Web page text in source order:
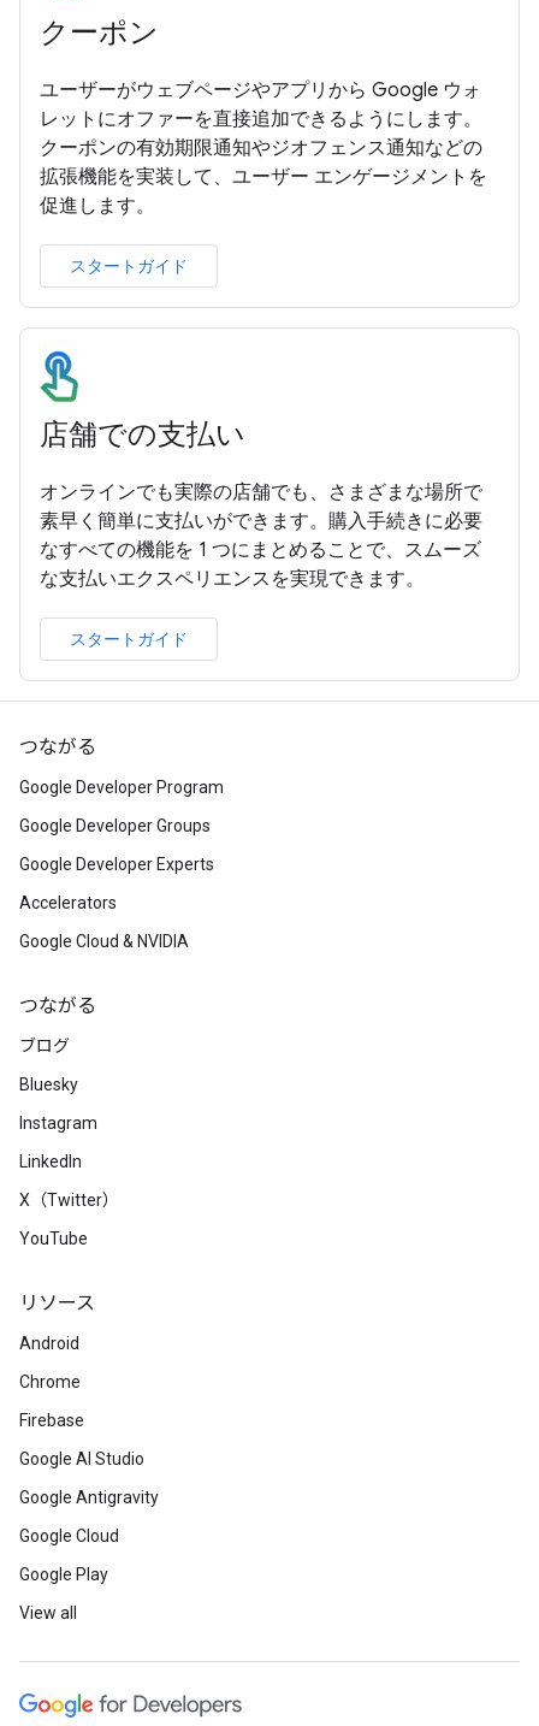
クーポン
ユーザーがウェブページやアプリから Google ウォ
レットにオファーを直接追加できるようにします。
クーポンの有効期限通知やジオフェンス通知などの
拡張機能を実装して、ユーザー エンゲージメントを
促進します。
スタートガイド
店舗での支払い
オンラインでも実際の店舗でも、さまざまな場所で
素早く簡単に支払いができます。購入手続きに必要
なすべての機能を 1 つにまとめることで、スムーズ
な支払いエクスペリエンスを実現できます。
スタートガイド
つながる
Google Developer Program
Google Developer Groups
Google Developer Experts
Accelerators
Google Cloud & NVIDIA
つながる
ブログ
Bluesky
Instagram
LinkedIn
X（Twitter）
YouTube
リソース
Android
Chrome
Firebase
Google AI Studio
Google Antigravity
Google Cloud
Google Play
View all